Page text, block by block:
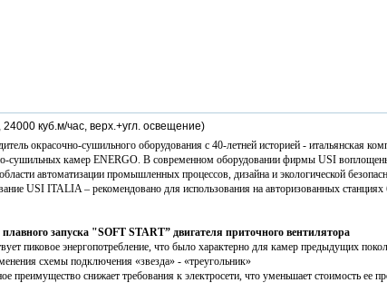
куб.м/час, верх.+угл. освещение)
окрасочно-сушильного оборудования с 40-летней историей - итальянская
сушильных камер ENERGO. В современном оборудовании фирмы USI
автоматизации промышленных процессов, дизайна и экологической
USI ITALIA – рекомендовано для использования на авторизованных
запуска "SOFT START” двигателя приточного вентилятора
пиковое энергопотребление, что было характерно для камер предыдущих
схемы подключения «звезда» - «треугольник»
преимущество снижает требования к электросети, что уменьшает стоимость ее